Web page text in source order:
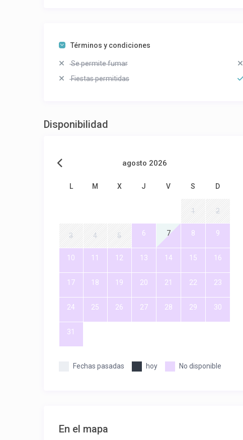
Términos y condiciones
Se permite fumar
Fiestas permitidas
Disponibilidad
agosto 2026
L M X J V S D
1 2
3 4 5 6 7 8 9
10 11 12 13 14 15 16
17 18 19 20 21 22 23
24 25 26 27 28 29 30
31
Fechas pasadas hoy No disponible
En el mapa